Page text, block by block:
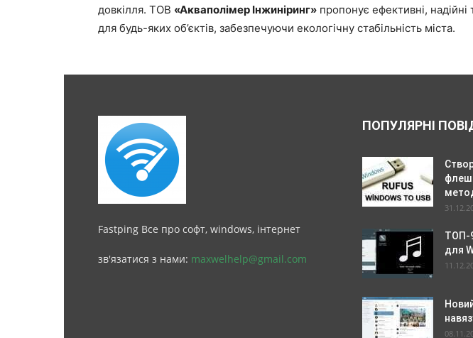
довкілля. ТОВ «Акваполімер Інжиніринг» пропонує ефективні, надійні
для будь-яких об’єктів, забезпечуючи екологічну стабільність міста.
Fastping Все про софт, windows, інтернет
зв'язатися з нами: maxwelhelp@gmail.com
ПОПУЛЯРНІ
ТОП-
для